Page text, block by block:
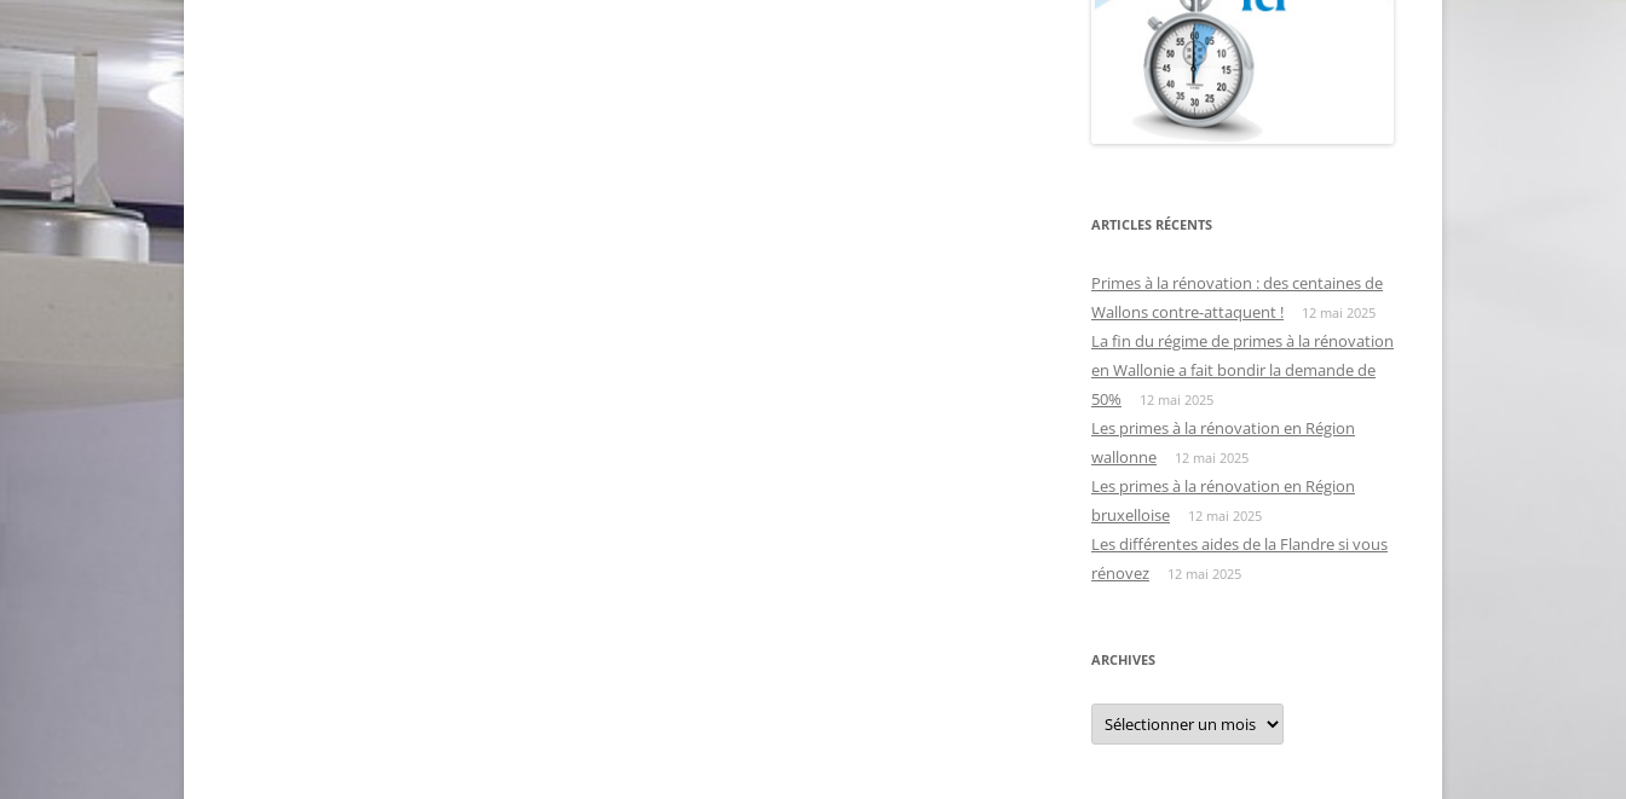
ARTICLES RÉCENTS
Primes à la rénovation : des centaines de
Wallons contre-attaquent !
12 mai 2025
La fin du régime de primes à la rénovation
en Wallonie a fait bondir la demande de
50%
12 mai 2025
Les primes à la rénovation en Région
wallonne
12 mai 2025
Les primes à la rénovation en Région
bruxelloise
12 mai 2025
Les différentes aides de la Flandre si vous
rénovez
12 mai 2025
ARCHIVES
Archives